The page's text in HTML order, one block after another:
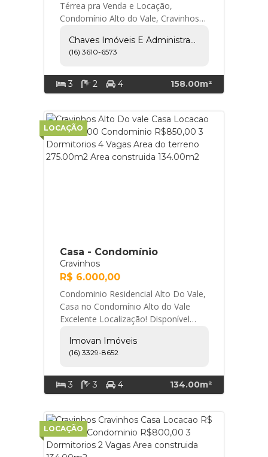
Térrea pra Venda e Locação,
Condomínio Alto do Vale, Cravinhos
armarios, ar condiciona... Chaves
Imóveis e Administração Ltda
Chaves Imóveis E Administração Ltda
(16) 3610-6573
3 2 4 158.00m²
LOCAÇÃO
Casa - Condomínio
Cravinhos
R$ 6.000,00
Condominio Residencial Alto Do Vale,
Casa no Condomínio Alto do Vale
Excelente Localização! Disponível
Condomínio Al... Imovan Imóveis
Imovan Imóveis
(16) 3329-8652
3 3 4 134.00m²
LOCAÇÃO